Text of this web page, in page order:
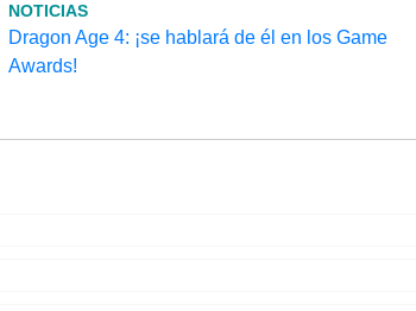
NOTICIAS
Dragon Age 4: ¡se hablará de él en los Game
Awards!